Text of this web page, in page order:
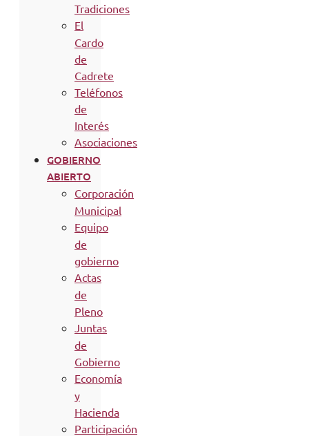
Tradiciones
El
Cardo
de
Cadrete
Teléfonos
de
Interés
Asociaciones
GOBIERNO
ABIERTO
Corporación
Municipal
Equipo
de
gobierno
Actas
de
Pleno
Juntas
de
Gobierno
Economía
y
Hacienda
Participación